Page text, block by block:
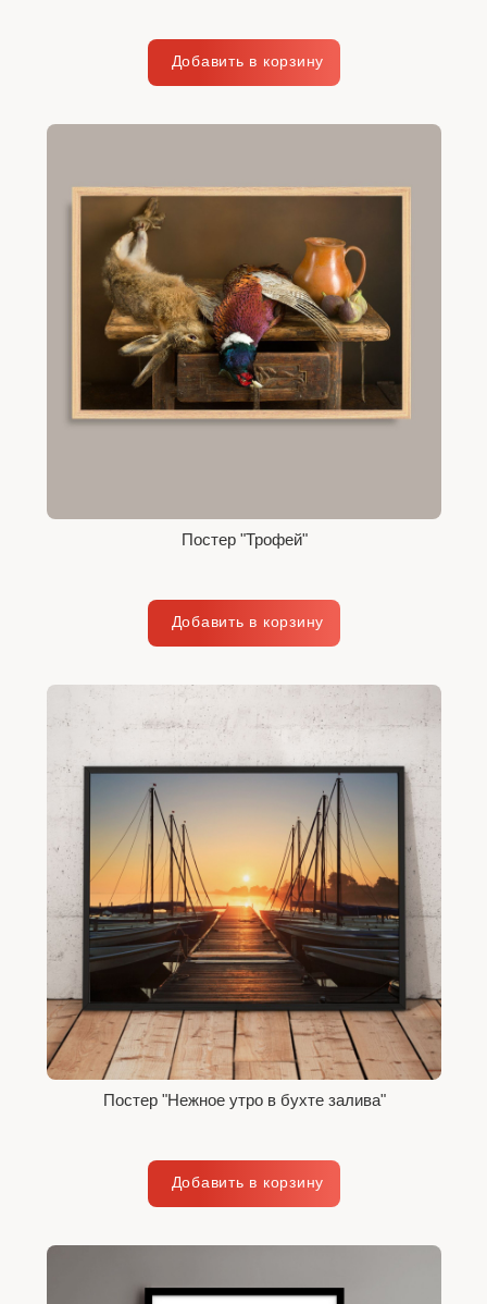
Постер "Трофей"
Постер "Нежное утро в бухте залива"